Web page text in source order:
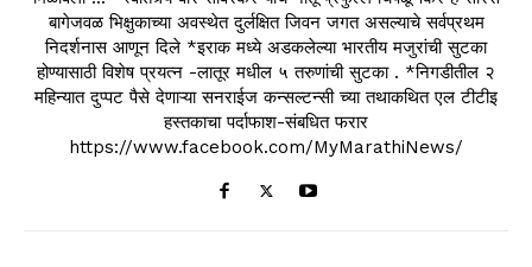
बागेजवळ भिक्षुकाच्या अवस्थेत दुर्लक्षित जिवन जगत असल्याचे सर्वप्रथम
निदर्शनास आणून दिले *इराक मध्ये अडकलेल्या भारतीय मजुरांची सुटका
होण्यासाठी विशेष प्रयत्न -लातूर मधील ५ तरुणांची सुटका . *निगडीतील २
महिन्यात दुप्पट पैसे देणाऱ्या सनराईज कन्सल्टन्सी च्या तथाकथित एल टीटीइ
हस्तकाचा पर्दाफाश-संबधित फरार
https://www.facebook.com/MyMarathiNews/